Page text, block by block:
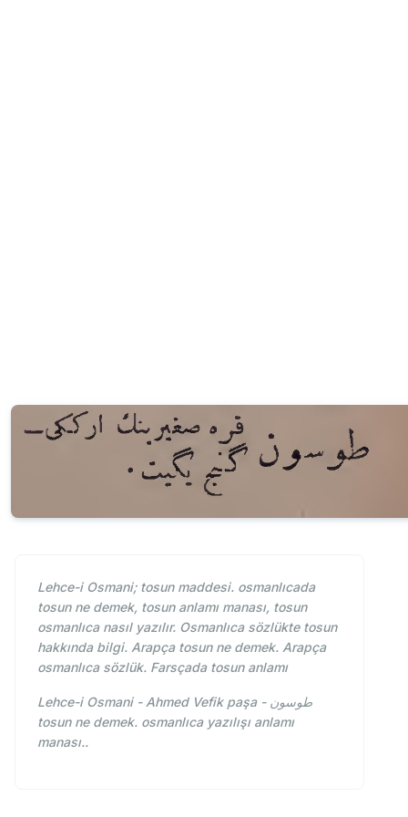
Lehce-i Osmani; tosun maddesi. osmanlıcada
tosun ne demek, tosun anlamı manası, tosun
osmanlıca nasıl yazılır. Osmanlıca sözlükte tosun
hakkında bilgi. Arapça tosun ne demek. Arapça
osmanlıca sözlük. Farsçada tosun anlamı
Lehce-i Osmani - Ahmed Vefik paşa - طوسون
tosun ne demek. osmanlıca yazılışı anlamı
manası..